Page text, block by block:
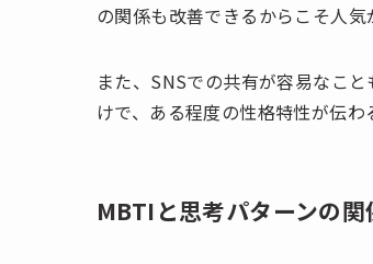
の関係も改善できるからこそ人気
また、SNSでの共有が容易なこ
けで、ある程度の性格特性が伝
MBTIと思考パターンの関